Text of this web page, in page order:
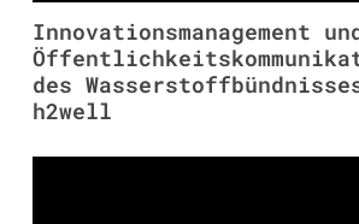
Innovationsmanagement
des
h2well